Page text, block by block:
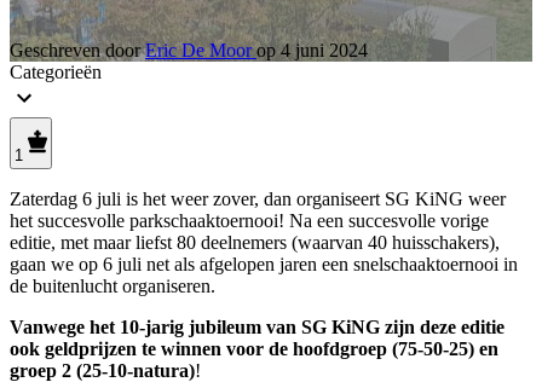
Geschreven doorEric De Moorop 4 juni 2024
Categorieën
1
Zaterdag 6 juli is het weer zover, dan organiseert SG KiNG weer
het succesvolle parkschaaktoernooi! Na een succesvolle vorige
editie, met maar liefst 80 deelnemers (waarvan 40 huisschakers),
gaan we op 6 juli net als afgelopen jaren een snelschaaktoernooi in
de buitenlucht organiseren.
Vanwege het 10-jarig jubileum van SG KiNG zijn deze editie
ook geldprijzen te winnen voor de hoofdgroep (75-50-25) en
groep 2 (25-10-natura)!